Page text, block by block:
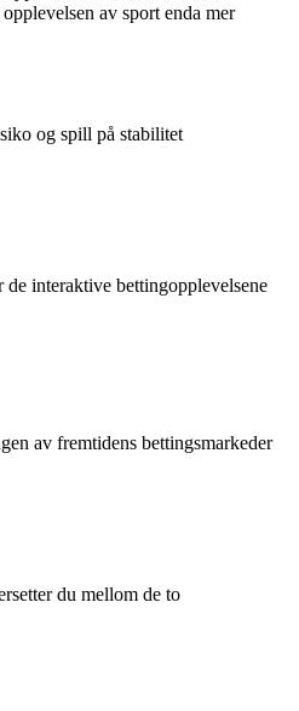
av sport enda mer
og spill på stabilitet
interaktive bettingopplevelsene
av fremtidens bettingsmarkeder
du mellom de to